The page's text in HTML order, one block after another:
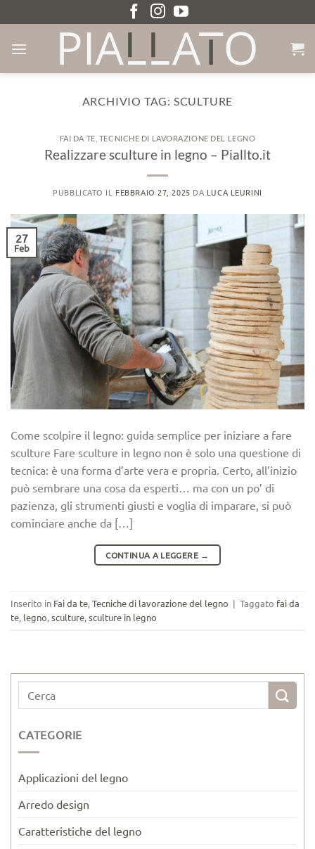
ai
contenuti
ARCHIVIO TAG: SCULTURE
FAI DA TE TECNICHE DI LAVORAZIONE DEL LEGNO
Realizzare sculture in legno – Piallto.it
PUBBLICATO IL FEBBRAIO 27, 2025 DA LUCA LEURINI
27
Feb
Come scolpire il legno: guida semplice per iniziare a fare
sculture Fare sculture in legno non è solo una questione di
tecnica: è una forma d’arte vera e propria. Certo, all’inizio
può sembrare una cosa da esperti… ma con un po’ di
pazienza, gli strumenti giusti e voglia di imparare, si può
cominciare anche da […]
CONTINUA A LEGGERE →
Inserito in Fai da te,Tecniche di lavorazione del legno | Taggato fai da
te, legno,sculture,sculture in legno
CATEGORIE
Applicazioni del legno
Arredo design
Caratteristiche del legno